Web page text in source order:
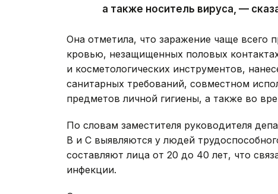
а также носитель вируса, —
Она отметила, что заражение чаще всего
кровью, незащищенных половых
и косметологических инструментов,
санитарных требований, совместном
предметов личной гигиены, а также во
По словам заместителя руководителя
В и С выявляются у людей
составляют лица от 20 до 40 лет, что
инфекции.